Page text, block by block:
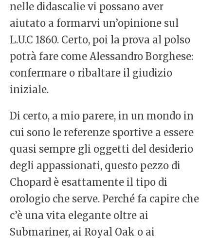
nelle didascalie vi possano aver
aiutato a formarvi un’opinione sul
L.U.C 1860. Certo, poi la prova al polso
potrà fare come Alessandro Borghese:
confermare o ribaltare il giudizio
iniziale.
Di certo, a mio parere, in un mondo in
cui sono le referenze sportive a essere
quasi sempre gli oggetti del desiderio
degli appassionati, questo pezzo di
Chopard è esattamente il tipo di
orologio che serve. Perché fa capire che
c’è una vita elegante oltre ai
Submariner, ai Royal Oak o ai